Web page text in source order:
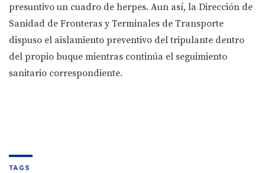
presuntivo un cuadro de herpes. Aun así, la Dirección de
Sanidad de Fronteras y Terminales de Transporte
dispuso el aislamiento preventivo del tripulante dentro
del propio buque mientras continúa el seguimiento
sanitario correspondiente.
TAGS